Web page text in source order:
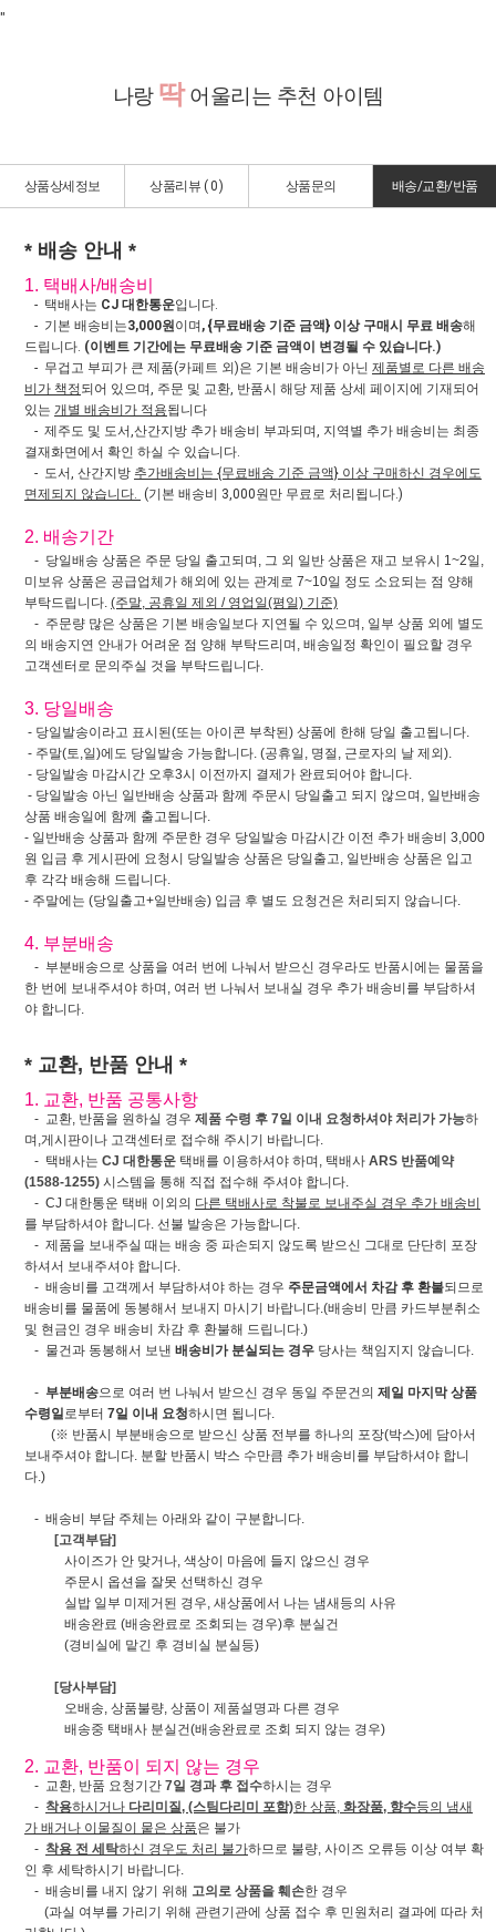
"
나랑 딱어울리는 추천 아이템
상품상세정보 상품리뷰 ( 0) 상품문의 배송/교환/반품
* 배송 안내 *
1. 택배사/배송비
- 택배사는 CJ 대한통운입니다.
- 기본 배송비는3,000원이며 , {무료배송 기준 금액} 이상 구매시 무료 배송해
드립니다. (이벤트 기간에는 무료배송 기준 금액이 변경될 수 있습니다.)
- 무겁고 부피가 큰 제품(카페트 외)은 기본 배송비가 아닌 제품별로 다른 배송
비가 책정되어 있으며, 주문 및 교환, 반품시 해당 제품 상세 페이지에 기재되어
있는 개별 배송비가 적용됩니다
- 제주도 및 도서,산간지방 추가 배송비 부과되며, 지역별 추가 배송비는 최종
결재화면에서 확인 하실 수 있습니다.
- 도서, 산간지방 추가배송비는 {무료배송 기준 금액} 이상 구매하신 경우에도
면제되지 않습니다. (기본 배송비 3,000원만 무료로 처리됩니다.)
2. 배송기간
- 당일배송 상품은 주문 당일 출고되며, 그 외 일반 상품은 재고 보유시 1~2일,
미보유 상품은 공급업체가 해외에 있는 관계로 7~10일 정도 소요되는 점 양해
부탁드립니다. (주말, 공휴일 제외 / 영업일(평일) 기준)
- 주문량 많은 상품은 기본 배송일보다 지연될 수 있으며, 일부 상품 외에 별도
의 배송지연 안내가 어려운 점 양해 부탁드리며, 배송일정 확인이 필요할 경우
고객센터로 문의주실 것을 부탁드립니다.
3. 당일배송
- 당일발송이라고 표시된(또는 아이콘 부착된) 상품에 한해 당일 출고됩니다.
- 주말(토,일)에도 당일발송 가능합니다. (공휴일, 명절, 근로자의 날 제외).
- 당일발송 마감시간 오후3시 이전까지 결제가 완료되어야 합니다.
- 당일발송 아닌 일반배송 상품과 함께 주문시 당일출고 되지 않으며, 일반배송
상품 배송일에 함께 출고됩니다.
- 일반배송 상품과 함께 주문한 경우 당일발송 마감시간 이전 추가 배송비 3,000
원 입금 후 게시판에 요청시 당일발송 상품은 당일출고, 일반배송 상품은 입고
후 각각 배송해 드립니다.
- 주말에는 (당일출고+일반배송) 입금 후 별도 요청건은 처리되지 않습니다.
4. 부분배송
- 부분배송으로 상품을 여러 번에 나눠서 받으신 경우라도 반품시에는 물품을
한 번에 보내주셔야 하며, 여러 번 나눠서 보내실 경우 추가 배송비를 부담하셔
야 합니다.
* 교환, 반품 안내 *
1. 교환, 반품 공통사항
- 교환, 반품을 원하실 경우 제품 수령 후 7일 이내 요청하셔야 처리가 가능하
며,게시판이나 고객센터로 접수해 주시기 바랍니다.
- 택배사는 CJ 대한통운 택배를 이용하셔야 하며, 택배사 ARS 반품예약
(1588-1255) 시스템을 통해 직접 접수해 주셔야 합니다.
- CJ 대한통운 택배 이외의 다른 택배사로 착불로 보내주실 경우 추가 배송비
를 부담하셔야 합니다. 선불 발송은 가능합니다.
- 제품을 보내주실 때는 배송 중 파손되지 않도록 받으신 그대로 단단히 포장
하셔서 보내주셔야 합니다.
- 배송비를 고객께서 부담하셔야 하는 경우 주문금액에서 차감 후 환불되므로
배송비를 물품에 동봉해서 보내지 마시기 바랍니다.(배송비 만큼 카드부분취소
및 현금인 경우 배송비 차감 후 환불해 드립니다.)
- 물건과 동봉해서 보낸 배송비가 분실되는 경우 당사는 책임지지 않습니다.
- 부분배송으로 여러 번 나눠서 받으신 경우 동일 주문건의 제일 마지막 상품
수령일로부터 7일 이내 요청하시면 됩니다.
(※ 반품시 부분배송으로 받으신 상품 전부를 하나의 포장(박스)에 담아서
보내주셔야 합니다. 분할 반품시 박스 수만큼 추가 배송비를 부담하셔야 합니
다.)
- 배송비 부담 주체는 아래와 같이 구분합니다.
[고객부담]
사이즈가 안 맞거나, 색상이 마음에 들지 않으신 경우
주문시 옵션을 잘못 선택하신 경우
실밥 일부 미제거된 경우, 새상품에서 나는 냄새등의 사유
배송완료 (배송완료로 조회되는 경우)후 분실건
(경비실에 맡긴 후 경비실 분실등)
[당사부담]
오배송, 상품불량, 상품이 제품설명과 다른 경우
배송중 택배사 분실건(배송완료로 조회 되지 않는 경우)
2. 교환, 반품이 되지 않는 경우
- 교환, 반품 요청기간 7일 경과 후 접수하시는 경우
- 착용하시거나 다리미질, (스팀다리미 포함)한 상품, 화장품, 향수등의 냄새
가 배거나 이물질이 뭍은 상품은 불가
- 착용 전 세탁하신 경우도 처리 불가하므로 불량, 사이즈 오류등 이상 여부 확
인 후 세탁하시기 바랍니다.
- 배송비를 내지 않기 위해 고의로 상품을 훼손한 경우
(과실 여부를 가리기 위해 관련기관에 상품 접수 후 민원처리 결과에 따라 처